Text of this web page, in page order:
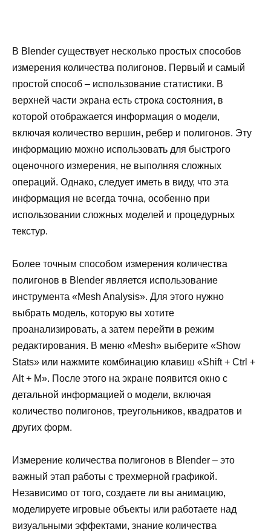
В Blender существует несколько простых способов
измерения количества полигонов. Первый и самый
простой способ – использование статистики. В
верхней части экрана есть строка состояния, в
которой отображается информация о модели,
включая количество вершин, ребер и полигонов. Эту
информацию можно использовать для быстрого
оценочного измерения, не выполняя сложных
операций. Однако, следует иметь в виду, что эта
информация не всегда точна, особенно при
использовании сложных моделей и процедурных
текстур.
Более точным способом измерения количества
полигонов в Blender является использование
инструмента «Mesh Analysis». Для этого нужно
выбрать модель, которую вы хотите
проанализировать, а затем перейти в режим
редактирования. В меню «Mesh» выберите «Show
Stats» или нажмите комбинацию клавиш «Shift + Ctrl +
Alt + M». После этого на экране появится окно с
детальной информацией о модели, включая
количество полигонов, треугольников, квадратов и
других форм.
Измерение количества полигонов в Blender – это
важный этап работы с трехмерной графикой.
Независимо от того, создаете ли вы анимацию,
моделируете игровые объекты или работаете над
визуальными эффектами, знание количества